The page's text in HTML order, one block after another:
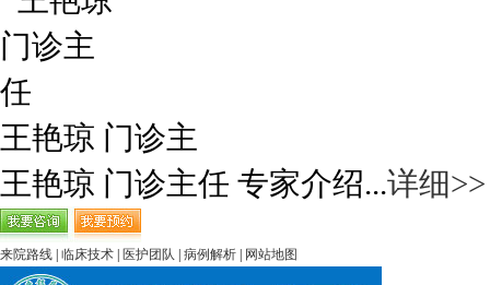
王艳琼 门诊主
王艳琼 门诊主任 专家介绍...详细>>
来院路线 临床技术 医护团队 病例解析 网站地图